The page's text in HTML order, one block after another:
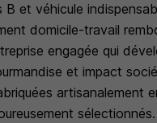
B et véhicule
domicile-travail
engagée qui
et impact
artisanalement